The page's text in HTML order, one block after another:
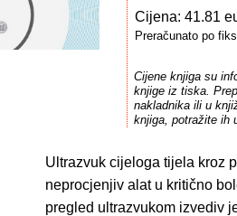
Cijena: 41.81
Preračunato po
Cijene knjiga su
knjige iz tiska.
nakladnika ili u
knjiga, potražite ih
Ultrazvuk cijeloga tijela kroz
neprocjenjiv alat u kritično
pregled ultrazvukom izvediv